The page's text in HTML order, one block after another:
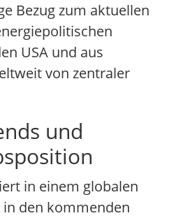
Bezug zum aktuellen
USA und aus
von zentraler
und
in einem globalen
den kommenden